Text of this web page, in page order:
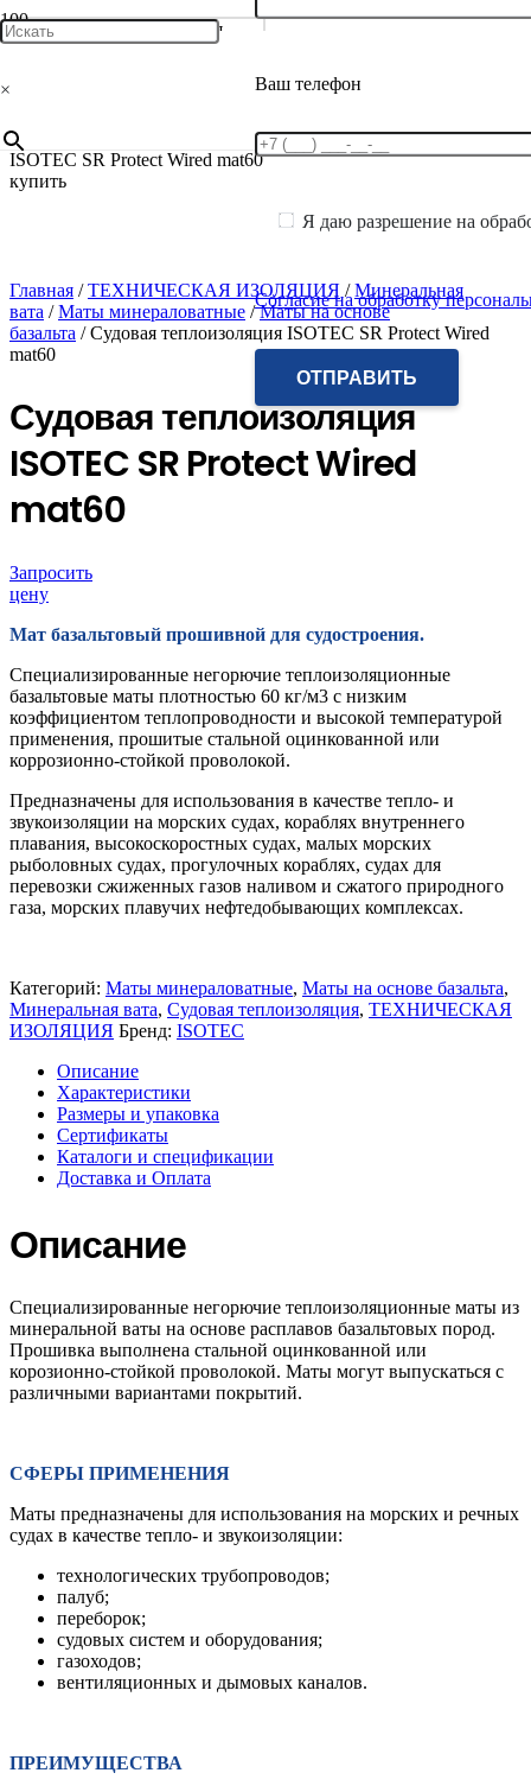
× Ваш телефон
Я даю разрешение на
Согласие на обработку
Главная /ТЕХНИЧЕСКАЯ ИЗОЛЯЦИЯ /Минеральная
вата /Маты минераловатные /Маты на основе
базальта / Судовая теплоизоляция ISOTEC SR Protect Wired
mat60
Судовая теплоизоляция
ISOTEC SR Protect Wired
mat60
Запросить
цену
Мат базальтовый прошивной для судостроения.
Специализированные негорючие теплоизоляционные
базальтовые маты плотностью 60 кг/м3 с низким
коэффициентом теплопроводности и высокой температурой
применения, прошитые стальной оцинкованной или
коррозионно-стойкой проволокой.
Предназначены для использования в качестве тепло- и
звукоизоляции на морских судах, кораблях внутреннего
плавания, высокоскоростных судах, малых морских
рыболовных судах, прогулочных кораблях, судах для
перевозки сжиженных газов наливом и сжатого природного
газа, морских плавучих нефтедобывающих комплексах.
Категорий: Маты минераловатные, Маты на основе базальта,
Минеральная вата, Судовая теплоизоляция, ТЕХНИЧЕСКАЯ
ИЗОЛЯЦИЯ Бренд: ISOTEC
Описание
Характеристики
Размеры и упаковка
Сертификаты
Каталоги и спецификации
Доставка и Оплата
Описание
Специализированные негорючие теплоизоляционные маты из
минеральной ваты на основе расплавов базальтовых пород.
Прошивка выполнена стальной оцинкованной или
корозионно-стойкой проволокой. Маты могут выпускаться с
различными вариантами покрытий.
СФЕРЫ ПРИМЕНЕНИЯ
Маты предназначены для использования на морских и речных
судах в качестве тепло- и звукоизоляции:
технологических трубопроводов;
палуб;
переборок;
судовых систем и оборудования;
газоходов;
вентиляционных и дымовых каналов.
ПРЕИМУЩЕСТВА